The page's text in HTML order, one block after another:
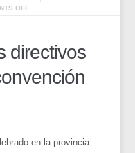
OFF
directivos
en la provincia